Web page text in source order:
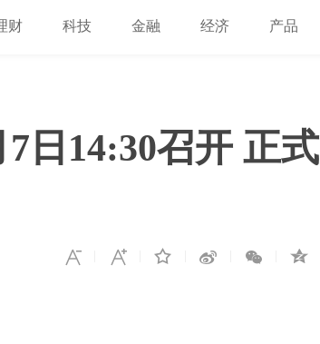
财 科技 金融 经济 产品
日14:30召开 正式